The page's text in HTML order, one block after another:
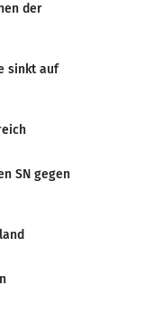
der
sinkt auf
SN gegen